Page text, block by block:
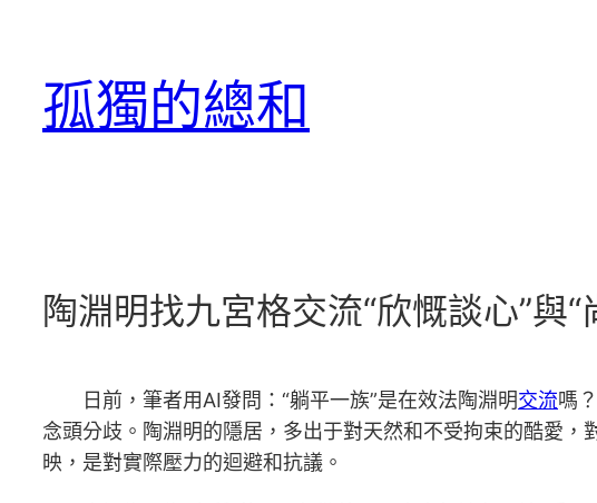
孤獨的總和
陶淵明找九宮格交流“欣慨談心”與
日前，筆者用AI發問：“躺平一族”是在效法陶淵明交流嗎
念頭分歧。陶淵明的隱居，多出于對天然和不受拘束的酷愛
映，是對實際壓力的迴避和抗議。